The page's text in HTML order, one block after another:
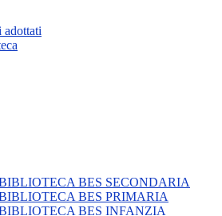
BES SECONDARIA
BES PRIMARIA
BES INFANZIA